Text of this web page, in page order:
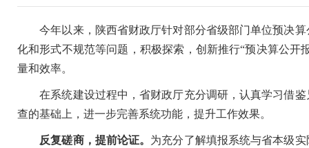
今年以来，陕西省财政厅针对部分省级部门单位预决算
化和形式不规范等问题，积极探索，创新推行“预决算公开
量和效率。
在系统建设过程中，省财政厅充分调研，认真学习借鉴
查的基础上，进一步完善系统功能，提升工作效果。
反复磋商，提前论证。 为充分了解填报系统与省本级